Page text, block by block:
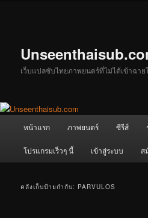
เว็บแปลซับไทยภาพยนตร์ที่ไม่ได้เข้าฉาย
หน้าแรก ภาพยนตร์ ซีรีส์
โปรแกรมเร็วๆ นี้ เข้าสู่ระบบ ส
คลังเก็บป้ายกำกับ: PARVULOS